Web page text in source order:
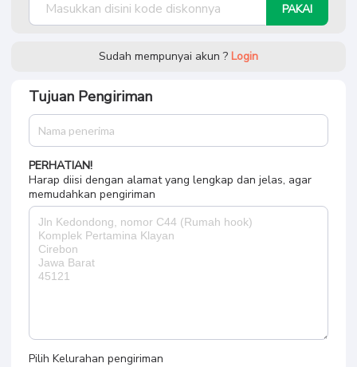
PAKAI
Sudah mempunyai akun ? Login
Tujuan Pengiriman
PERHATIAN!
Harap diisi dengan alamat yang lengkap dan jelas, agar
memudahkan pengiriman
Pilih Kelurahan pengiriman